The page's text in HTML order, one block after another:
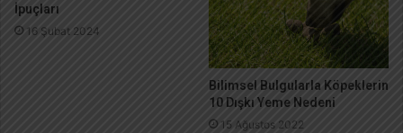
İpuçları
16 Şubat 2024
Bilimsel Bulgularla Köpeklerin
10 Dışkı Yeme Nedeni
15 Ağustos 2022